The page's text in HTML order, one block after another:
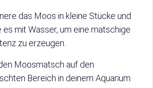
das Moos in kleine Stücke und
es mit Wasser, um eine matschige
zu erzeugen.
Moosmatsch auf den
Bereich in deinem Aquarium